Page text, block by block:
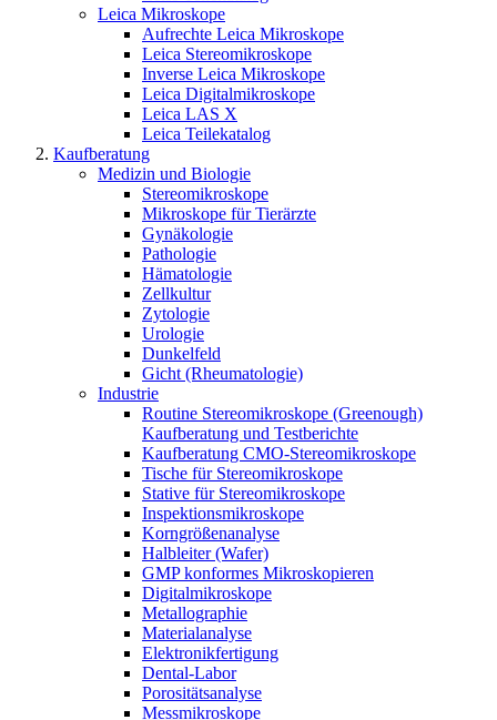
Leica Mikroskope
Aufrechte Leica Mikroskope
Leica Stereomikroskope
Inverse Leica Mikroskope
Leica Digitalmikroskope
Leica LAS X
Leica Teilekatalog
Kaufberatung
Medizin und Biologie
Stereomikroskope
Mikroskope für Tierärzte
Gynäkologie
Pathologie
Hämatologie
Zellkultur
Zytologie
Urologie
Dunkelfeld
Gicht (Rheumatologie)
Industrie
Routine Stereomikroskope (Greenough)
Kaufberatung und Testberichte
Kaufberatung CMO-Stereomikroskope
Tische für Stereomikroskope
Stative für Stereomikroskope
Inspektionsmikroskope
Korngrößenanalyse
Halbleiter (Wafer)
GMP konformes Mikroskopieren
Digitalmikroskope
Metallographie
Materialanalyse
Elektronikfertigung
Dental-Labor
Porositätsanalyse
Messmikroskope